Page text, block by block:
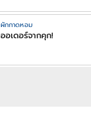
ผักกาดหอม
ออเดอร์จากคุก!